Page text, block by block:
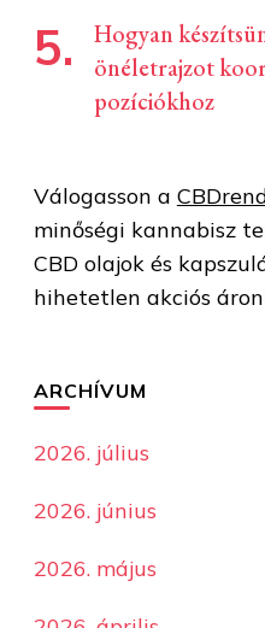
Hogyan
önéletrajzot
pozíciókhoz
Válogasson a
minőségi kannabisz
CBD olajok és
hihetetlen akciós
ARCHÍVUM
2026. július
2026. június
2026. május